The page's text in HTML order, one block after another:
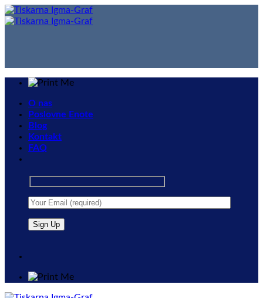
Skip
to
O nas
Poslovne Enote
Blog
Kontakt
FAQ